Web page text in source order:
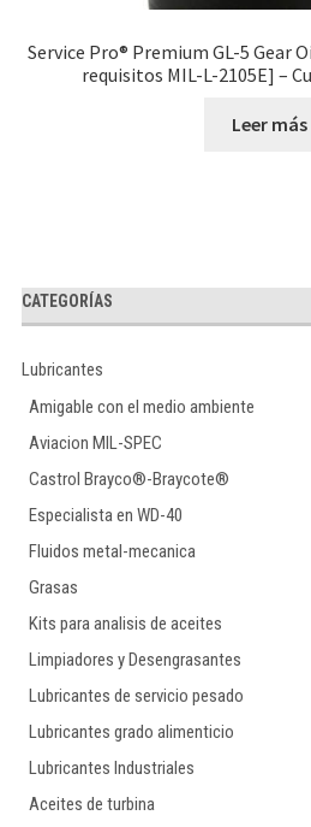
Service Pro® Premium GL-5 Gear
requisitos MIL-L-2105E] –
Leer más
CATEGORÍAS
Lubricantes
Amigable con el medio ambiente
Aviacion MIL-SPEC
Castrol Brayco®-Braycote®
Especialista en WD-40
Fluidos metal-mecanica
Grasas
Kits para analisis de aceites
Limpiadores y Desengrasantes
Lubricantes de servicio pesado
Lubricantes grado alimenticio
Lubricantes Industriales
Aceites de turbina